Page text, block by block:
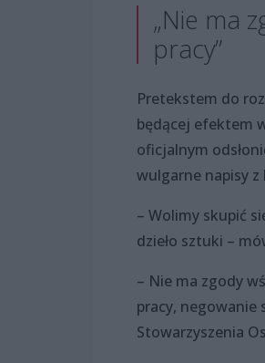
„Nie ma
pracy”
Pretekstem do
będącej efektem
oficjalnym
wulgarne napisy z
– Wolimy skupić
dzieło sztuki –
– Nie ma zgody
pracy, negowanie
Stowarzyszenia